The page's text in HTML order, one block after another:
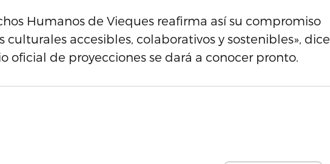
Humanos de Vieques reafirma así su compromiso
culturales accesibles, colaborativos y sostenibles», dice
oficial de proyecciones se dará a conocer pronto.